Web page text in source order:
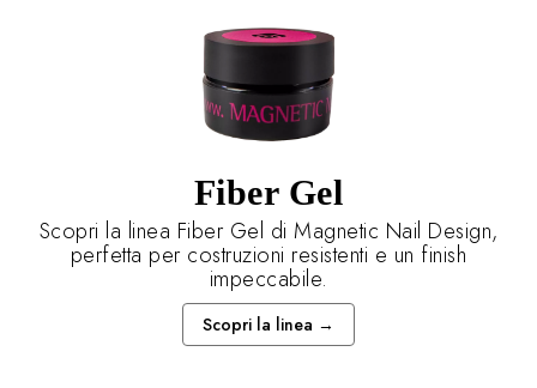
Fiber Gel
Scopri la linea Fiber Gel di Magnetic Nail Design,
perfetta per costruzioni resistenti e un finish
impeccabile.
Scopri la linea →